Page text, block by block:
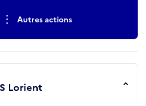
Autres actions
Lorient